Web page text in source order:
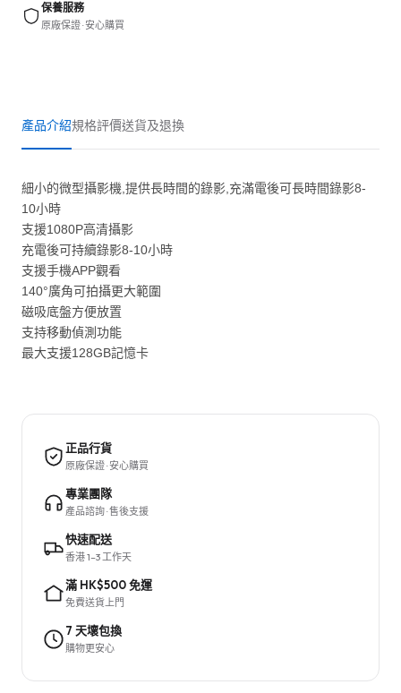
保養服務
原廠保證 · 安心購買
產品介紹規格評價送貨及退換
細小的微型攝影機,提供長時間的錄影,充滿電後可長時間錄影8-
10小時
支援1080P高清攝影
充電後可持續錄影8-10小時
支援手機APP觀看
140°廣角可拍攝更大範圍
磁吸底盤方便放置
支持移動偵測功能
最大支援128GB記憶卡
正品行貨
原廠保證 · 安心購買
專業團隊
產品諮詢 · 售後支援
快速配送
香港 1–3 工作天
滿 HK$500 免運
免費送貨上門
7 天壞包換
購物更安心